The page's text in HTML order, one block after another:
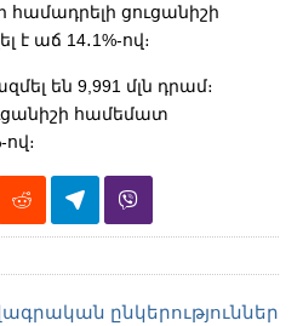
համադրելի ցուցանիշի
աճ 14․1%-ով։
են 9,991 մլն դրամ։
համեմատ
ընկերություններ